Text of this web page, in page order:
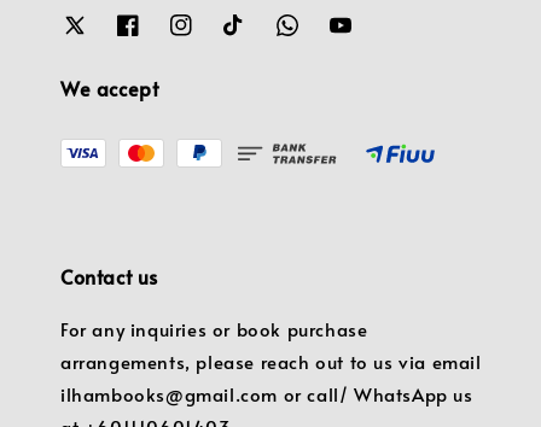
We accept
Contact us
For any inquiries or book purchase
arrangements, please reach out to us via email
ilhambooks@gmail.com or call/ WhatsApp us